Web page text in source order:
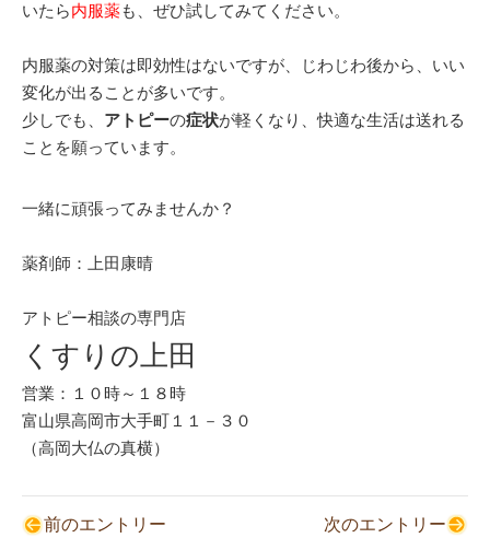
いたら内服薬も、ぜひ試してみてください。
内服薬の対策は即効性はないですが、じわじわ後から、いい
変化が出ることが多いです。
少しでも、 アトピーの症状が軽くなり、快適な生活は送れる
ことを願っています。
一緒に頑張ってみませんか？
薬剤師：上田康晴
アトピー相談の専門店
くすりの上田
営業：１０時～１８時
富山県高岡市大手町１１－３０
（高岡大仏の真横）
前のエントリー 次のエントリー